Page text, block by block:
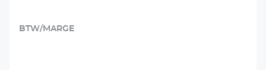
BTW/MARGE